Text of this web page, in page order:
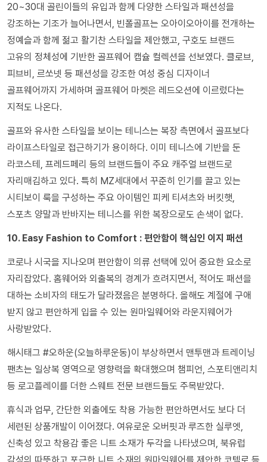
20~30대 골린이들의 유입과 함께 다양한 스타일과 패션성을
강조하는 기조가 늘어나면서, 빈폴골프는 오아이오아이를 전개하는
정예슬과 함께 젊고 활기찬 스타일을 제안했고, 구호도 브랜드
고유의 정체성에 기반한 골프웨어 캡슐 컬렉션을 선보였다. 클로브,
피브비, 르쏘넷 등 패션성을 강조한 여성 중심 디자이너
골프웨어까지 가세하며 골프웨어 마켓은 레드오션에 이르렀다는
지적도 나온다.
골프와 유사한 스타일을 보이는 테니스는 복장 측면에서 골프보다
라이프스타일로 접근하기가 용이하다. 이미 테니스에 기반을 둔
라코스테, 프레드페리 등의 브랜드들이 주요 캐주얼 브랜드로
자리매김하고 있다. 특히 MZ세대에서 꾸준히 인기를 끌고 있는
시티보이 룩을 구성하는 주요 아이템인 피케 티셔츠와 버킷햇,
스포츠 양말과 반바지는 테니스를 위한 복장으로도 손색이 없다.
10. Easy Fashion to Comfort : 편안함이 핵심인 이지 패션
코로나 시국을 지나오며 편안함이 의류 선택에 있어 중요한 요소로
자리잡았다. 홈웨어와 외출복의 경계가 흐려지면서, 적어도 패션을
대하는 소비자의 태도가 달라졌음은 분명하다. 올해도 계절에 구애
받지 않고 편안하게 입을 수 있는 원마일웨어와 라운지웨어가
사랑받았다.
해시태그 #오하운(오늘하루운동)이 부상하면서 맨투맨과 트레이닝
팬츠는 일상복 영역으로 영향력을 확대했으며 챔피언, 스포티앤리치
등 로고플레이를 더한 스웨트 전문 브랜드들도 주목받았다.
휴식과 업무, 간단한 외출에도 착용 가능한 편안하면서도 보다 더
세련된 상품개발이 이어졌다. 여유로운 오버핏과 루즈한 실루엣,
신축성 있고 착용감 좋은 니트 소재가 두각을 나타냈으며, 북유럽
감성의 따뜻하고 포근한 니트 소재의 원마일웨어를 제안한 코텔로 등